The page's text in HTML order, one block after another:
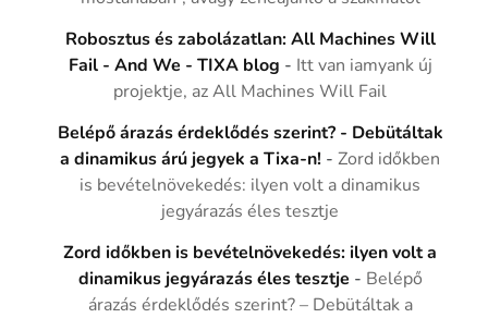
Robosztus és zabolázatlan: All Machines Will
Fail - And We - TIXA blog - Itt van iamyank új
projektje, az All Machines Will Fail
Belépő árazás érdeklődés szerint? - Debütáltak
a dinamikus árú jegyek a Tixa-n! -Zord időkben
is bevételnövekedés: ilyen volt a dinamikus
jegyárazás éles tesztje
Zord időkben is bevételnövekedés: ilyen volt a
dinamikus jegyárazás éles tesztje - Belépő
árazás érdeklődés szerint? – Debütáltak a